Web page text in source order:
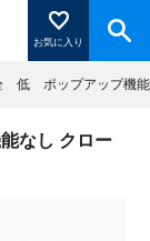
お気に入り
すと登録した
低 ポップアップ機能
なし クロー